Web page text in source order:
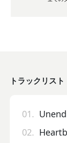
トラックリスト
01.
02.